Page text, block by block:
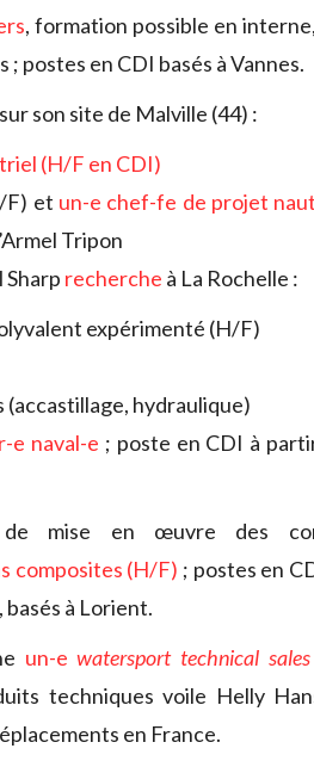
, formation possible en
postes en CDI basés à Vannes.
sur son site de Malville (44) :
(H/F en CDI)
F) et un-e chef-fe de projet
Tripon
Sharp recherche à La Rochelle :
expérimenté (H/F)
hydraulique)
e naval-e ; poste en CDI à
mise en œuvre des
composites (H/F) ; postes en
à Lorient.
un-ewatersport technical
techniques voile Helly
en France.